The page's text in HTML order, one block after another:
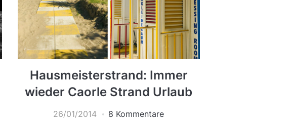
Hausmeisterstrand: Immer
wieder Caorle Strand Urlaub
26/01/2014 8 Kommentare